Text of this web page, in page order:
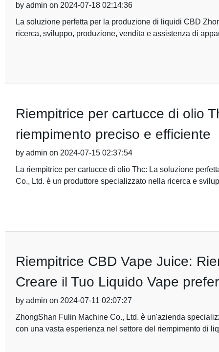
by admin on 2024-07-18 02:14:36
La soluzione perfetta per la produzione di liquidi CBD
ricerca, sviluppo, produzione, vendita e assistenza di
Riempitrice per cartucce di olio
riempimento preciso e efficiente
by admin on 2024-07-15 02:37:54
La riempitrice per cartucce di olio Thc: La soluzione
Co., Ltd. è un produttore specializzato nella ricerca e
Riempitrice CBD Vape Juice:
Creare il Tuo Liquido Vape
by admin on 2024-07-11 02:07:27
ZhongShan Fulin Machine Co., Ltd. è un'azienda
con una vasta esperienza nel settore del riempimento di